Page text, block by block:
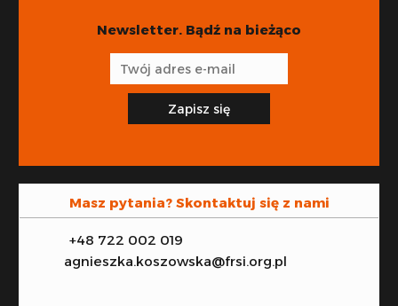
Newsletter. Bądź na bieżąco
Zapisz się
Masz pytania? Skontaktuj się z nami
+48 722 002 019
agnieszka.koszowska@frsi.org.pl